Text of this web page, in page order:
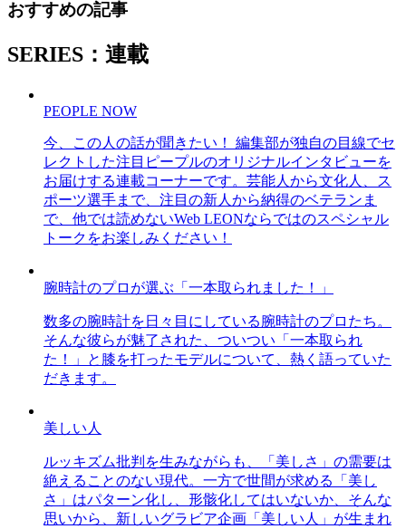
おすすめの記事
SERIES：連載
PEOPLE NOW
今、この人の話が聞きたい！ 編集部が独自の目線でセ
レクトした注目ピープルのオリジナルインタビューを
お届けする連載コーナーです。芸能人から文化人、ス
ポーツ選手まで、注目の新人から納得のベテランま
で、他では読めないWeb LEONならではのスペシャル
トークをお楽しみください！
腕時計のプロが選ぶ「一本取られました！」
数多の腕時計を日々目にしている腕時計のプロたち。
そんな彼らが魅了された、ついつい「一本取られ
た！」と膝を打ったモデルについて、熱く語っていた
だきます。
美しい人
ルッキズム批判を生みながらも、「美しさ」の需要は
絶えることのない現代。一方で世間が求める「美し
さ」はパターン化し、形骸化してはいないか、そんな
思いから、新しいグラビア企画「美しい人」が生まれ